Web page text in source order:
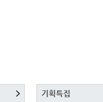
기획특집